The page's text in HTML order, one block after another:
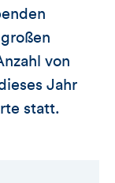
von
Jahr
statt.